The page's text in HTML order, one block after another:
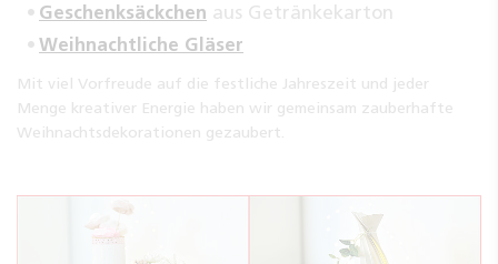
Geschenksäckchen aus Getränkekarton
Weihnachtliche Gläser
Mit viel Vorfreude auf die festliche Jahreszeit und jeder
Menge kreativer Energie haben wir gemeinsam zauberhafte
Weihnachtsdekorationen gezaubert.